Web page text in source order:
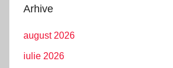
Arhive
august 2026
iulie 2026